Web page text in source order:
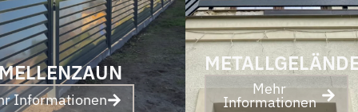
und Abschied sogar noch ein Paket mit
leckerem Honig. Danke auch dafür!
Informationen
Mehr
Informationen